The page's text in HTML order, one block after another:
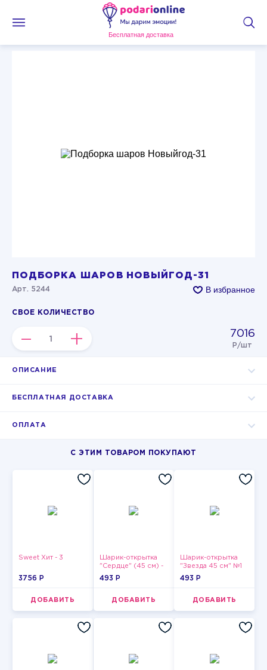
Бесплатная доставка
ПОДБОРКА ШАРОВ НОВЫЙГОД-31
Арт. 5244 В избранное
СВОЕ КОЛИЧЕСТВО
– + 7016
Р/шт
ОПИСАНИЕ
БЕСПЛАТНАЯ ДОСТАВКА
ОПЛАТА
С ЭТИМ ТОВАРОМ ПОКУПАЮТ
Sweet Хит - 3
3756 P
ДОБАВИТЬ
Шарик-открытка
"Сердце" (45 см) -
2
493 P
ДОБАВИТЬ
Шарик-открытка
"Звезда 45 см" №1
493 P
ДОБАВИТЬ